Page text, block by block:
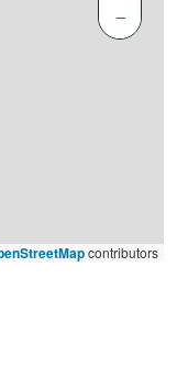
−
contributors